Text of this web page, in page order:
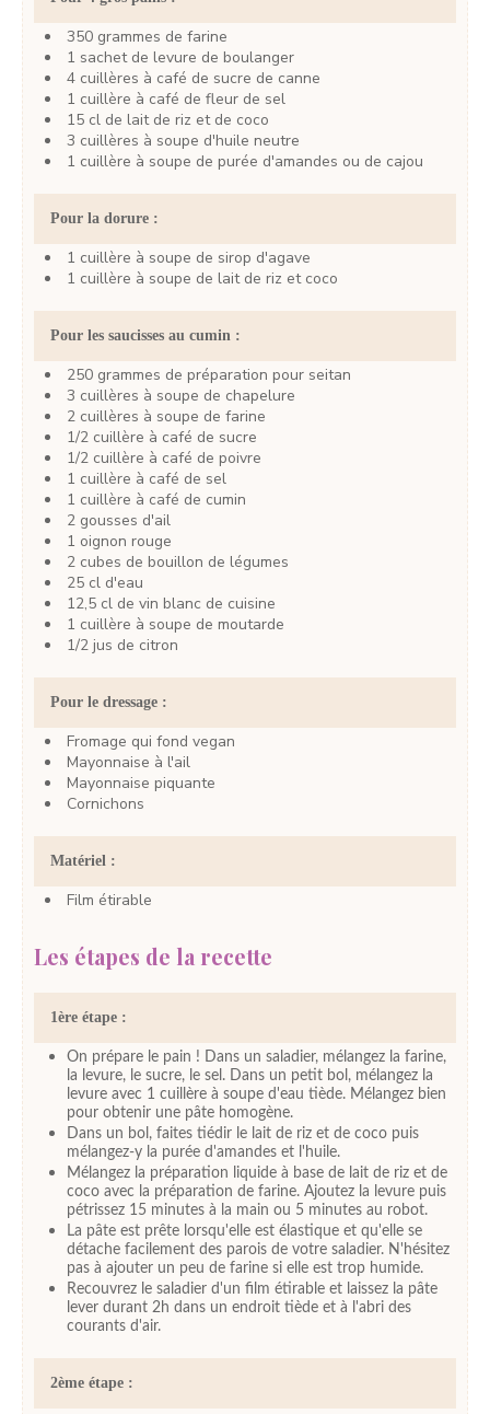
350 grammes de farine
1 sachet de levure de boulanger
4 cuillères à café de sucre de canne
1 cuillère à café de fleur de sel
15 cl de lait de riz et de coco
3 cuillères à soupe d'huile neutre
1 cuillère à soupe de purée d'amandes ou de cajou
Pour la dorure :
1 cuillère à soupe de sirop d'agave
1 cuillère à soupe de lait de riz et coco
Pour les saucisses au cumin :
250 grammes de préparation pour seitan
3 cuillères à soupe de chapelure
2 cuillères à soupe de farine
1/2 cuillère à café de sucre
1/2 cuillère à café de poivre
1 cuillère à café de sel
1 cuillère à café de cumin
2 gousses d'ail
1 oignon rouge
2 cubes de bouillon de légumes
25 cl d'eau
12,5 cl de vin blanc de cuisine
1 cuillère à soupe de moutarde
1/2 jus de citron
Pour le dressage :
Fromage qui fond vegan
Mayonnaise à l'ail
Mayonnaise piquante
Cornichons
Matériel :
Film étirable
Les étapes de la recette
1ère étape :
On prépare le pain ! Dans un saladier, mélangez la farine,
la levure, le sucre, le sel. Dans un petit bol, mélangez la
levure avec 1 cuillère à soupe d'eau tiède. Mélangez bien
pour obtenir une pâte homogène.
Dans un bol, faites tiédir le lait de riz et de coco puis
mélangez-y la purée d'amandes et l'huile.
Mélangez la préparation liquide à base de lait de riz et de
coco avec la préparation de farine. Ajoutez la levure puis
pétrissez 15 minutes à la main ou 5 minutes au robot.
La pâte est prête lorsqu'elle est élastique et qu'elle se
détache facilement des parois de votre saladier. N'hésitez
pas à ajouter un peu de farine si elle est trop humide.
Recouvrez le saladier d'un film étirable et laissez la pâte
lever durant 2h dans un endroit tiède et à l'abri des
courants d'air.
2ème étape :